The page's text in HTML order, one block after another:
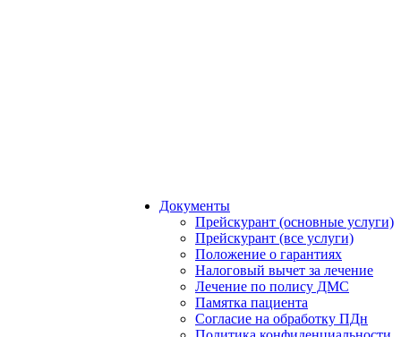
Документы
Прейскурант (основные услуги)
Прейскурант (все услуги)
Положение о гарантиях
Налоговый вычет за лечение
Лечение по полису ДМС
Памятка пациента
Согласие на обработку ПДн